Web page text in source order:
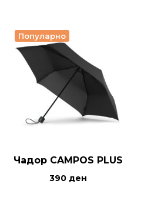
Популарно
Чадор CAMPOS PLUS
390 ден